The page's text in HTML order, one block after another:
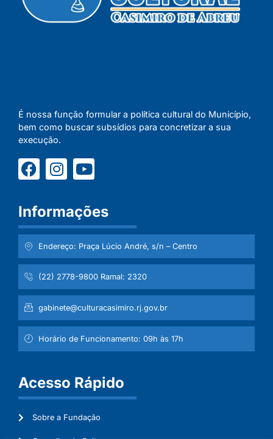
É nossa função formular a política cultural do Município,
bem como buscar subsídios para concretizar a sua
execução.
Informações
Endereço: Praça Lúcio André, s/n – Centro
(22) 2778-9800 Ramal: 2320
gabinete@culturacasimiro.rj.gov.br
Horário de Funcionamento: 09h às 17h
Acesso Rápido
Sobre a Fundação